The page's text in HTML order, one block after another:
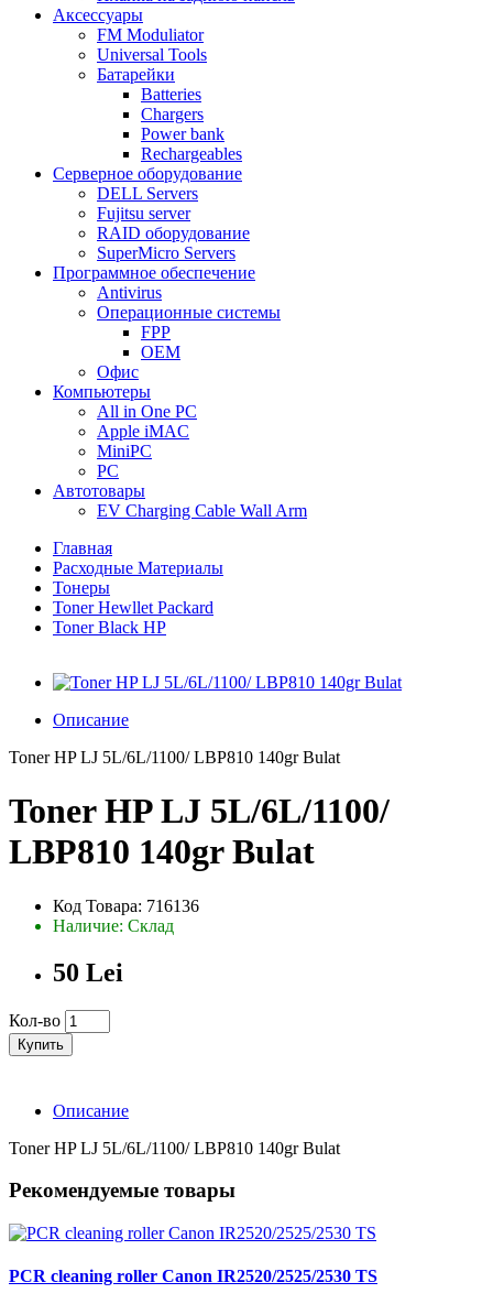
Аксессуары
FM Moduliator
Universal Tools
Батарейки
Batteries
Chargers
Power bank
Rechargeables
Серверное оборудование
DELL Servers
Fujitsu server
RAID оборудование
SuperMicro Servers
Программное обеспечение
Antivirus
Операционные системы
FPP
OEM
Офис
Компьютеры
All in One PC
Apple iMAC
MiniPC
PC
Автотовары
EV Charging Cable Wall Arm
Главная
Расходные Материалы
Тонеры
Toner Hewllet Packard
Toner Black HP
Описание
Toner HP LJ 5L/6L/1100/ LBP810 140gr Bulat
Toner HP LJ 5L/6L/1100/
LBP810 140gr Bulat
Код Товара: 716136
Наличие: Склад
50 Lei
Кол-во
Купить
Описание
Toner HP LJ 5L/6L/1100/ LBP810 140gr Bulat
Рекомендуемые товары
PCR cleaning roller Canon IR2520/2525/2530 TS